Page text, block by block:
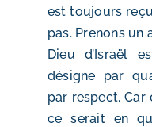
est toujours
pas. Prenons un
Dieu d’Israël
désigne par
par respect. Car
ce serait en